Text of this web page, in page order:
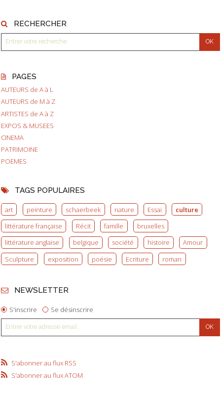
RECHERCHER
PAGES
AUTEURS de A à L
AUTEURS de M à Z
ARTISTES de A à Z
EXPOS & MUSEES
CINEMA
PATRIMOINE
POEMES
TAGS POPULAIRES
art peinture schaerbeek nature Essai
culture
littérature française
Récit famille
bruxelles
littérature anglaise
belgique société histoire
Amour
Sculpture
exposition poésie Ecriture roman
NEWSLETTER
S'inscrire Se désinscrire
S'abonner au flux RSS
S'abonner au flux ATOM